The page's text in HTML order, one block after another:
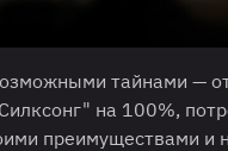
тайнами —
на 100%,
преимуществами